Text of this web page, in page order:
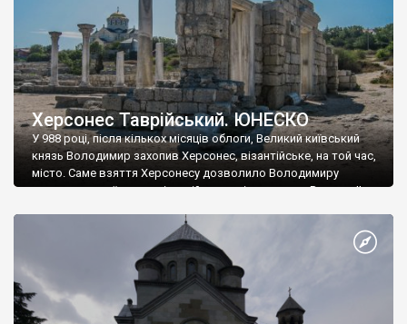
Херсонес Таврійський. ЮНЕСКО
У 988 році, після кількох місяців облоги, Великий київський
князь Володимир захопив Херсонес, візантійське, на той час,
місто. Саме взяття Херсонесу дозволило Володимиру
диктувати свої умови візантійському імператору Василю ІІ, та
Херсонесі Володимир-язичник, став Василем-християнином.
А потім було Хрещення Русі. На честь Херсонесу Таврійського